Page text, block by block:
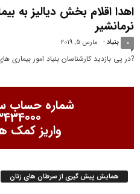
اهدا اقلام بخش دیالیز به
نرمانشیر
بنیاد- مارس 5, 2019 0
?در پی بازدید کارشناسان بنیاد امور بیماری
شماره حساب
واریز کمک
همایش پیش گیری از سرطان های زنان